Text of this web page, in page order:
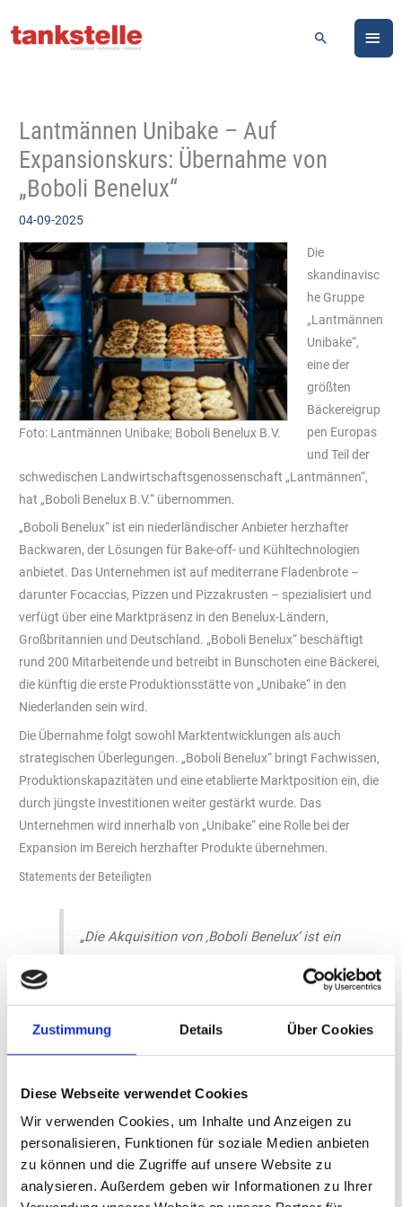
Zustimmung Details Über Cookies
Diese Webseite verwendet Cookies
Wir verwenden Cookies, um Inhalte und Anzeigen zu
personalisieren, Funktionen für soziale Medien anbieten
zu können und die Zugriffe auf unsere Website zu
analysieren. Außerdem geben wir Informationen zu Ihrer
Inhalt
Suchen
Lantmännen Unibake – Auf
Expansionskurs: Übernahme von
„Boboli Benelux“
04-09-2025
Foto: Lantmännen Unibake; Boboli Benelux B.V.
Die
skandinavisc
he Gruppe
„Lantmännen
Unibake“,
eine der
größten
Bäckereigrup
pen Europas
und Teil der
schwedischen Landwirtschaftsgenossenschaft „Lantmännen“,
hat „Boboli Benelux B.V.“ übernommen.
„Boboli Benelux“ ist ein niederländischer Anbieter herzhafter
Backwaren, der Lösungen für Bake-off- und Kühltechnologien
anbietet. Das Unternehmen ist auf mediterrane Fladenbrote –
darunter Focaccias, Pizzen und Pizzakrusten – spezialisiert und
verfügt über eine Marktpräsenz in den Benelux-Ländern,
Großbritannien und Deutschland. „Boboli Benelux“ beschäftigt
rund 200 Mitarbeitende und betreibt in Bunschoten eine Bäckerei,
die künftig die erste Produktionsstätte von „Unibake“ in den
Niederlanden sein wird.
Die Übernahme folgt sowohl Marktentwicklungen als auch
strategischen Überlegungen. „Boboli Benelux“ bringt Fachwissen,
Produktionskapazitäten und eine etablierte Marktposition ein, die
durch jüngste Investitionen weiter gestärkt wurde. Das
Unternehmen wird innerhalb von „Unibake“ eine Rolle bei der
Expansion im Bereich herzhafter Produkte übernehmen.
Statements der Beteiligten
„Die Akquisition von ‚Boboli Benelux‘ ist ein
Portfolio zu erweitern und unsere Position
auf dem schnell wachsenden europäischen
Bake-off-Markt zu stärken. ‚Boboli Benelux‘
ist ein angesehenes Unternehmen mit einem
gekühlte Technologien erhöhen wir nicht nur
die Kapazitäten, sondern gestalten auch neue
Möglichkeiten für Wachstum,
Partnerschaften und langfristige